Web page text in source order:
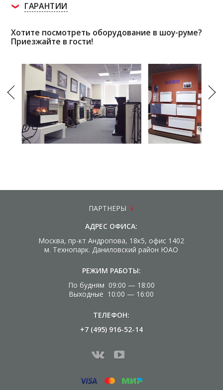
ГАРАНТИИ
Хотите посмотреть оборудование в шоу-руме?
Приезжайте в гости!
ПАРТНЕРЫ
АДРЕС ОФИСА:
Москва, пр-кт Андропова, 18к5, офис 1402
м. Технопарк. Даниловский район ЮАО
РЕЖИМ РАБОТЫ:
По будням 09:00 — 18:00
Выходные 10:00 — 16:00
ТЕЛЕФОН:
+7 (495) 916-52-14